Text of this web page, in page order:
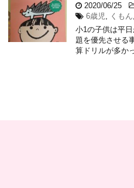
2020/06/25
6歳児
くもん
小1の子供は平
題を優先させる
算ドリルが多か